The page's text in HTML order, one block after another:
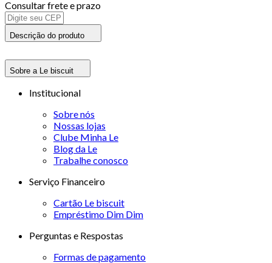
Consultar frete e prazo
Descrição do produto
Sobre a Le biscuit
Institucional
Sobre nós
Nossas lojas
Clube Minha Le
Blog da Le
Trabalhe conosco
Serviço Financeiro
Cartão Le biscuit
Empréstimo Dim Dim
Perguntas e Respostas
Formas de pagamento